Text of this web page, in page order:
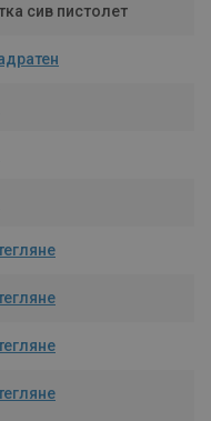
сив пистолет